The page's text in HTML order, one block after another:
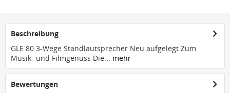
Beschreibung
GLE 80 3-Wege Standlautsprecher Neu aufgelegt Zum
Musik- und Filmgenuss Die... mehr
Bewertungen